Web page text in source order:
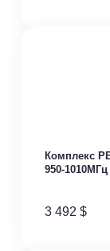
Комплекс
950-1010МГц
3 492 $